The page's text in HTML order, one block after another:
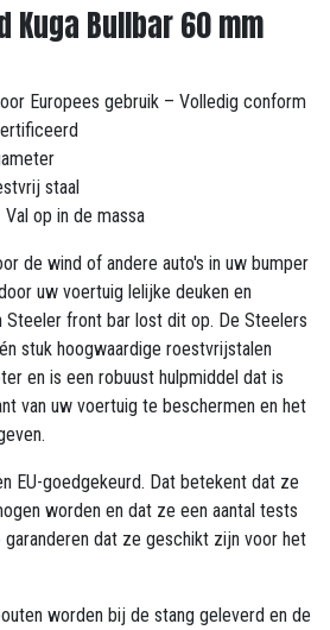
Kuga Bullbar 60 mm
Europees gebruik – Volledig conform
staal
op in de massa
de wind of andere auto's in uw bumper
uw voertuig lelijke deuken en
Steeler front bar lost dit op. De Steelers
stuk hoogwaardige roestvrijstalen
en is een robuust hulpmiddel dat is
van uw voertuig te beschermen en het
EU-goedgekeurd. Dat betekent dat ze
worden en dat ze een aantal tests
garanderen dat ze geschikt zijn voor het
worden bij de stang geleverd en de